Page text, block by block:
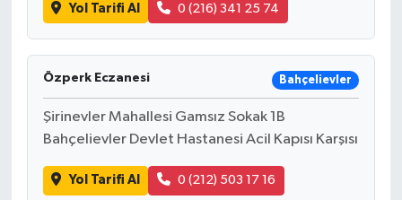
Yol Tarifi Al 0 (216) 341 25 74
Özperk Eczanesi Bahçelievler
Şirinevler Mahallesi Gamsız Sokak 1B
Bahçelievler Devlet Hastanesi Acil Kapısı Karşısı
Yol Tarifi Al 0 (212) 503 17 16